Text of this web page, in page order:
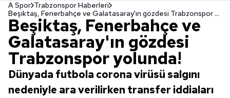
A Spor Trabzonspor Haberleri
Beşiktaş, Fenerbahçe ve Galatasaray'ın gözdesi Trabzonspor yolunda!
Beşiktaş, Fenerbahçe ve
Galatasaray'ın gözdesi
Trabzonspor yolunda!
Dünyada futbola corona virüsü salgını
nedeniyle ara verilirken transfer iddiaları